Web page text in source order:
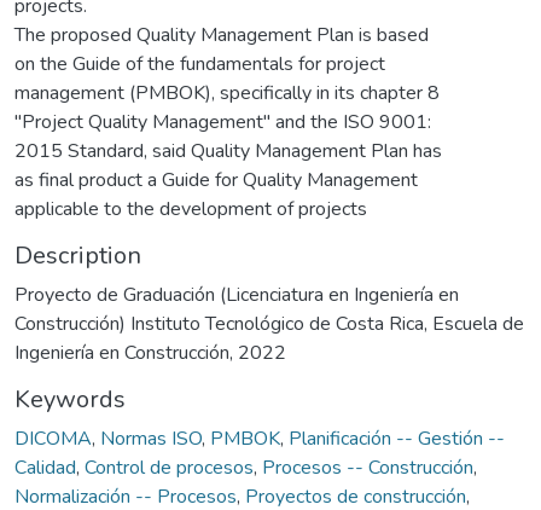
projects.
The proposed Quality Management Plan is based
on the Guide of the fundamentals for project
management (PMBOK), specifically in its chapter 8
"Project Quality Management" and the ISO 9001:
2015 Standard, said Quality Management Plan has
as final product a Guide for Quality Management
applicable to the development of projects
Description
Proyecto de Graduación (Licenciatura en Ingeniería en
Construcción) Instituto Tecnológico de Costa Rica, Escuela de
Ingeniería en Construcción, 2022
Keywords
DICOMA, Normas ISO, PMBOK, Planificación -- Gestión --
Calidad, Control de procesos, Procesos -- Construcción,
Normalización -- Procesos, Proyectos de construcción,